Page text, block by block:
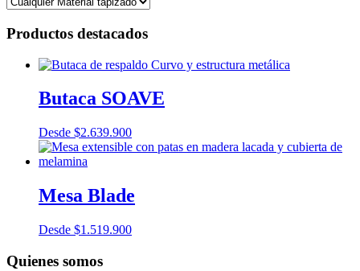
Productos destacados
Butaca SOAVE
Desde $2.639.900
Mesa Blade
Desde $1.519.900
Quienes somos